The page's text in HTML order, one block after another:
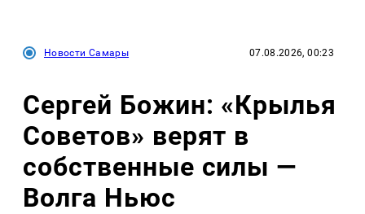
Новости Самары 07.08.2026, 00:23
Сергей Божин: «Крылья
Советов» верят в
собственные силы —
Волга Ньюс